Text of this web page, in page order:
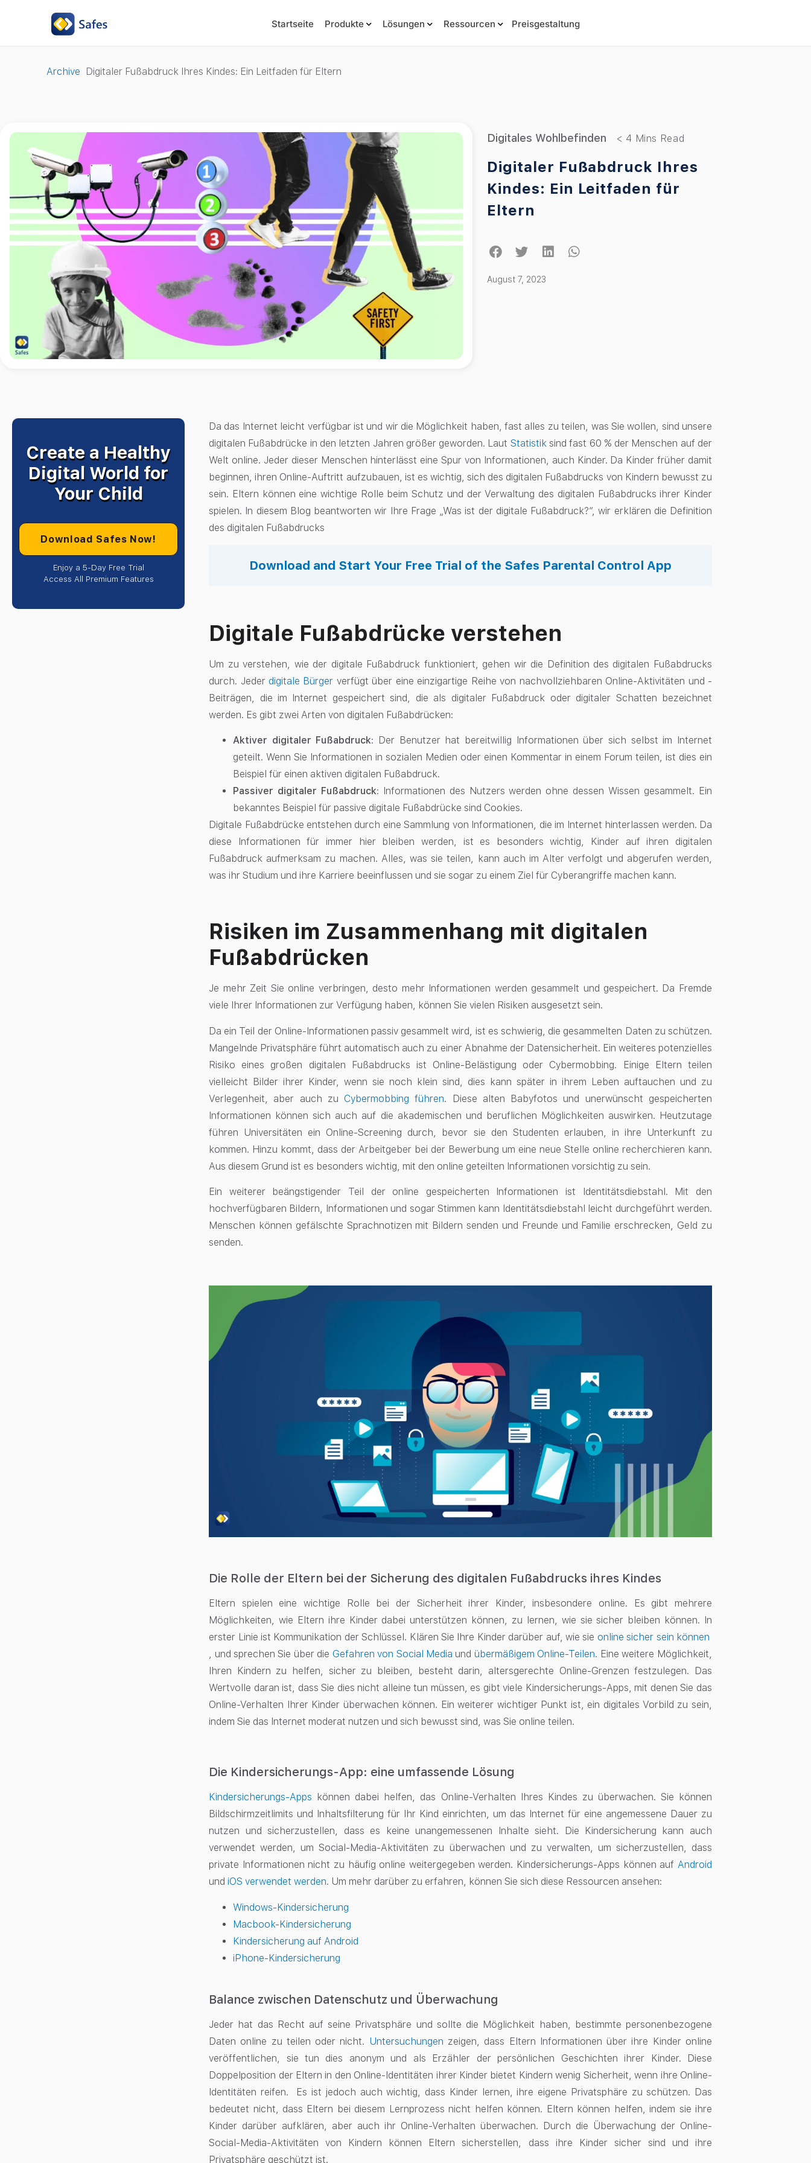
Startseite Produkte Lösungen Ressourcen Preisgestaltung
Archive Digitaler Fußabdruck Ihres Kindes: Ein Leitfaden für Eltern
Digitales Wohlbefinden
Digitaler Fußabdruck Ihres
Kindes: Ein Leitfaden für
Eltern
August 7, 2023
Create a Healthy
Digital World for
Your Child
Download Safes Now!
Enjoy a 5-Day Free Trial
Access All Premium Features
Da das Internet leicht verfügbar ist und wir die Möglichkeit haben, fast alles zu teilen, was Sie wollen, sind unsere
digitalen Fußabdrücke in den letzten Jahren größer geworden. Laut Statistik sind fast 60 % der Menschen auf der
Welt online. Jeder dieser Menschen hinterlässt eine Spur von Informationen, auch Kinder. Da Kinder früher damit
beginnen, ihren Online-Auftritt aufzubauen, ist es wichtig, sich des digitalen Fußabdrucks von Kindern bewusst zu
sein. Eltern können eine wichtige Rolle beim Schutz und der Verwaltung des digitalen Fußabdrucks ihrer Kinder
spielen. In diesem Blog beantworten wir Ihre Frage „Was ist der digitale Fußabdruck?“, wir erklären die Definition
des digitalen Fußabdrucks
Download and Start Your Free Trial of the Safes Parental Control App
Digitale Fußabdrücke verstehen
Um zu verstehen, wie der digitale Fußabdruck funktioniert, gehen wir die Definition des digitalen Fußabdrucks
durch. Jederdigitale Bürger verfügt über eine einzigartige Reihe von nachvollziehbaren Online-Aktivitäten und -
Beiträgen, die im Internet gespeichert sind, die als digitaler Fußabdruck oder digitaler Schatten bezeichnet
werden. Es gibt zwei Arten von digitalen Fußabdrücken:
Aktiver digitaler Fußabdruck: Der Benutzer hat bereitwillig Informationen über sich selbst im Internet
geteilt. Wenn Sie Informationen in sozialen Medien oder einen Kommentar in einem Forum teilen, ist dies ein
Beispiel für einen aktiven digitalen Fußabdruck.
Passiver digitaler Fußabdruck: Informationen des Nutzers werden ohne dessen Wissen gesammelt. Ein
bekanntes Beispiel für passive digitale Fußabdrücke sind Cookies.
Digitale Fußabdrücke entstehen durch eine Sammlung von Informationen, die im Internet hinterlassen werden. Da
diese Informationen für immer hier bleiben werden, ist es besonders wichtig, Kinder auf ihren digitalen
Fußabdruck aufmerksam zu machen. Alles, was sie teilen, kann auch im Alter verfolgt und abgerufen werden,
was ihr Studium und ihre Karriere beeinflussen und sie sogar zu einem Ziel für Cyberangriffe machen kann.
Risiken im Zusammenhang mit digitalen
Fußabdrücken
Je mehr Zeit Sie online verbringen, desto mehr Informationen werden gesammelt und gespeichert. Da Fremde
viele Ihrer Informationen zur Verfügung haben, können Sie vielen Risiken ausgesetzt sein.
Da ein Teil der Online-Informationen passiv gesammelt wird, ist es schwierig, die gesammelten Daten zu schützen.
Mangelnde Privatsphäre führt automatisch auch zu einer Abnahme der Datensicherheit. Ein weiteres potenzielles
Risiko eines großen digitalen Fußabdrucks ist Online-Belästigung oder Cybermobbing. Einige Eltern teilen
vielleicht Bilder ihrer Kinder, wenn sie noch klein sind, dies kann später in ihrem Leben auftauchen und zu
Verlegenheit, aber auch zuCybermobbing führen. Diese alten Babyfotos und unerwünscht gespeicherten
Informationen können sich auch auf die akademischen und beruflichen Möglichkeiten auswirken. Heutzutage
führen Universitäten ein Online-Screening durch, bevor sie den Studenten erlauben, in ihre Unterkunft zu
kommen. Hinzu kommt, dass der Arbeitgeber bei der Bewerbung um eine neue Stelle online recherchieren kann.
Aus diesem Grund ist es besonders wichtig, mit den online geteilten Informationen vorsichtig zu sein.
Ein weiterer beängstigender Teil der online gespeicherten Informationen ist Identitätsdiebstahl. Mit den
hochverfügbaren Bildern, Informationen und sogar Stimmen kann Identitätsdiebstahl leicht durchgeführt werden.
Menschen können gefälschte Sprachnotizen mit Bildern senden und Freunde und Familie erschrecken, Geld zu
senden.
Die Rolle der Eltern bei der Sicherung des digitalen Fußabdrucks ihres Kindes
Eltern spielen eine wichtige Rolle bei der Sicherheit ihrer Kinder, insbesondere online. Es gibt mehrere
Möglichkeiten, wie Eltern ihre Kinder dabei unterstützen können, zu lernen, wie sie sicher bleiben können. In
erster Linie ist Kommunikation der Schlüssel. Klären Sie Ihre Kinder darüber auf, wie sie online sicher sein können
, und sprechen Sie über die Gefahren von Social Media und übermäßigem Online-Teilen. Eine weitere Möglichkeit,
Ihren Kindern zu helfen, sicher zu bleiben, besteht darin, altersgerechte Online-Grenzen festzulegen. Das
Wertvolle daran ist, dass Sie dies nicht alleine tun müssen, es gibt viele Kindersicherungs-Apps, mit denen Sie das
Online-Verhalten Ihrer Kinder überwachen können. Ein weiterer wichtiger Punkt ist, ein digitales Vorbild zu sein,
indem Sie das Internet moderat nutzen und sich bewusst sind, was Sie online teilen.
Die Kindersicherungs-App: eine umfassende Lösung
Kindersicherungs-Apps können dabei helfen, das Online-Verhalten Ihres Kindes zu überwachen. Sie können
Bildschirmzeitlimits und Inhaltsfilterung für Ihr Kind einrichten, um das Internet für eine angemessene Dauer zu
nutzen und sicherzustellen, dass es keine unangemessenen Inhalte sieht. Die Kindersicherung kann auch
verwendet werden, um Social-Media-Aktivitäten zu überwachen und zu verwalten, um sicherzustellen, dass
private Informationen nicht zu häufig online weitergegeben werden. Kindersicherungs-Apps können auf Android
undiOS verwendet werden. Um mehr darüber zu erfahren, können Sie sich diese Ressourcen ansehen:
Windows-Kindersicherung
Macbook-Kindersicherung
Kindersicherung auf Android
iPhone-Kindersicherung
Balance zwischen Datenschutz und Überwachung
Jeder hat das Recht auf seine Privatsphäre und sollte die Möglichkeit haben, bestimmte personenbezogene
Daten online zu teilen oder nicht. Untersuchungen zeigen, dass Eltern Informationen über ihre Kinder online
veröffentlichen, sie tun dies anonym und als Erzähler der persönlichen Geschichten ihrer Kinder. Diese
Doppelposition der Eltern in den Online-Identitäten ihrer Kinder bietet Kindern wenig Sicherheit, wenn ihre Online-
Identitäten reifen. Es ist jedoch auch wichtig, dass Kinder lernen, ihre eigene Privatsphäre zu schützen. Das
bedeutet nicht, dass Eltern bei diesem Lernprozess nicht helfen können. Eltern können helfen, indem sie ihre
Kinder darüber aufklären, aber auch ihr Online-Verhalten überwachen. Durch die Überwachung der Online-
Social-Media-Aktivitäten von Kindern können Eltern sicherstellen, dass ihre Kinder sicher sind und ihre
Privatsphäre geschützt ist.